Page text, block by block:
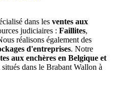
dans les ventes aux
judiciaires : Faillites,
réalisons également des
d'entreprises. Notre
aux enchères en Belgique et
dans le Brabant Wallon à